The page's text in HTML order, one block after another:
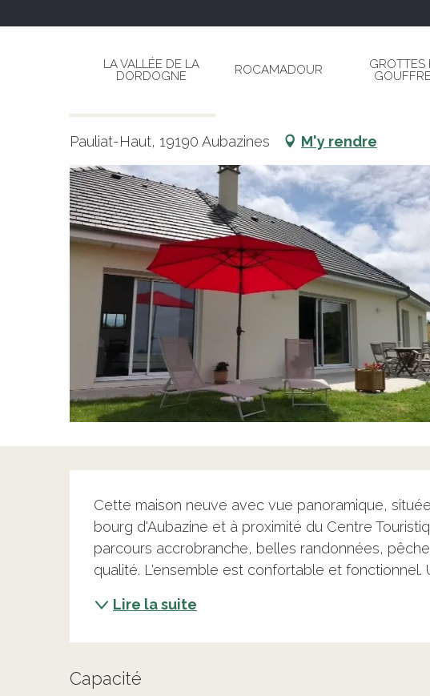
LA VALLÉE DE LA
DORDOGNE
ROCAMADOUR
GROTTES
La Chanabar
Pauliat-Haut, 19190 Aubazines M'y rendre
Cette maison neuve avec vue panoramique,
bourg d'Aubazine et à proximité du Centre
parcours accrobranche, belles randonnées,
qualité. L'ensemble est confortable et fonctionnel.
Lire la suite
Capacité